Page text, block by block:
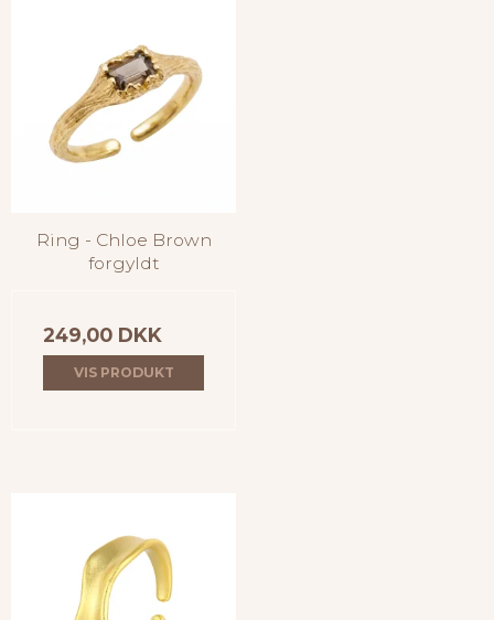
Ring - Chloe Brown
forgyldt
249,00 DKK
VIS PRODUKT